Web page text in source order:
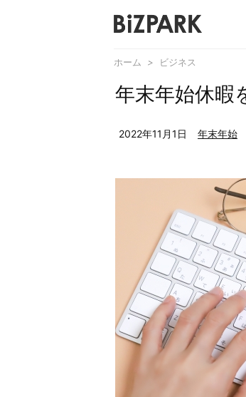
ホーム > ビジネス
年末年始休暇
2022年11月1日 年末年始